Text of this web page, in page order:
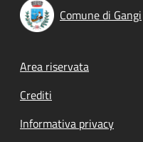
Comune di Gangi
Footer menu
Area riservata
Crediti
Informativa privacy